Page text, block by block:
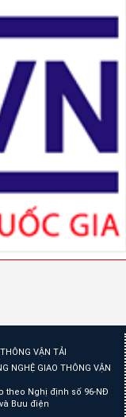
NGHỆ GIAO THÔNG VẬN
theo Nghị định số 96-NĐ
Bưu điện